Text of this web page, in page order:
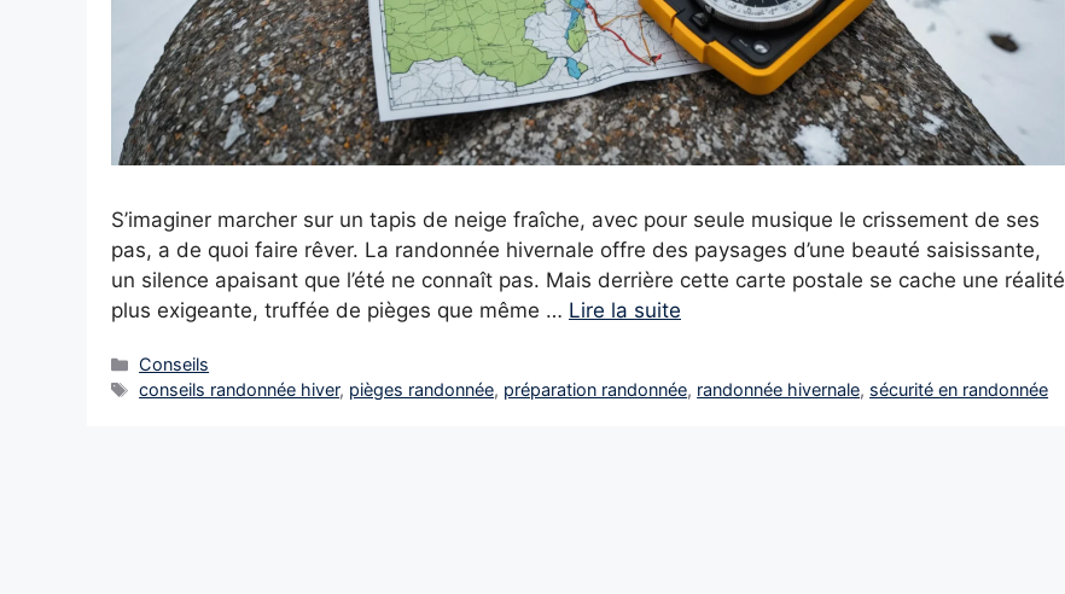
S’imaginer marcher sur un tapis de neige fraîche, avec pour seule musique le crissement de ses
pas, a de quoi faire rêver. La randonnée hivernale offre des paysages d’une beauté saisissante,
un silence apaisant que l’été ne connaît pas. Mais derrière cette carte postale se cache une réalité
plus exigeante, truffée de pièges que même … Lire la suite
Catégories
Conseils
Étiquettes
conseils randonnée hiver, pièges randonnée, préparation randonnée, randonnée hivernale, sécurité en randonnée